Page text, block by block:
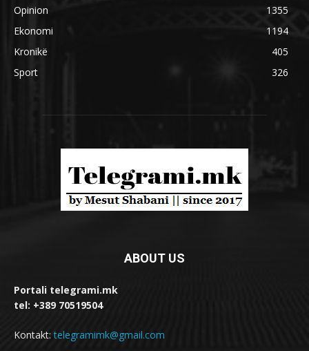
Opinion
1355
Ekonomi
1194
Kronikë
405
Sport
326
ABOUT US
Portali telegrami.mk
tel: +389 70519504
Kontakt:telegramimk@gmail.com